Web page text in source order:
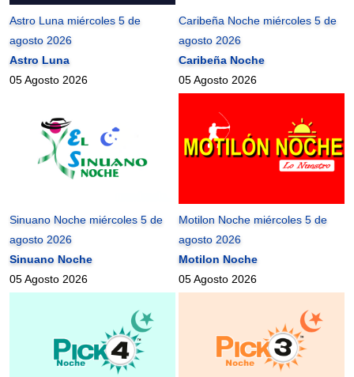
Astro Luna miércoles 5 de
agosto 2026
Astro Luna
05 Agosto 2026
Caribeña Noche miércoles 5 de
agosto 2026
Caribeña Noche
05 Agosto 2026
Sinuano Noche miércoles 5 de
agosto 2026
Sinuano Noche
05 Agosto 2026
Motilon Noche miércoles 5 de
agosto 2026
Motilon Noche
05 Agosto 2026